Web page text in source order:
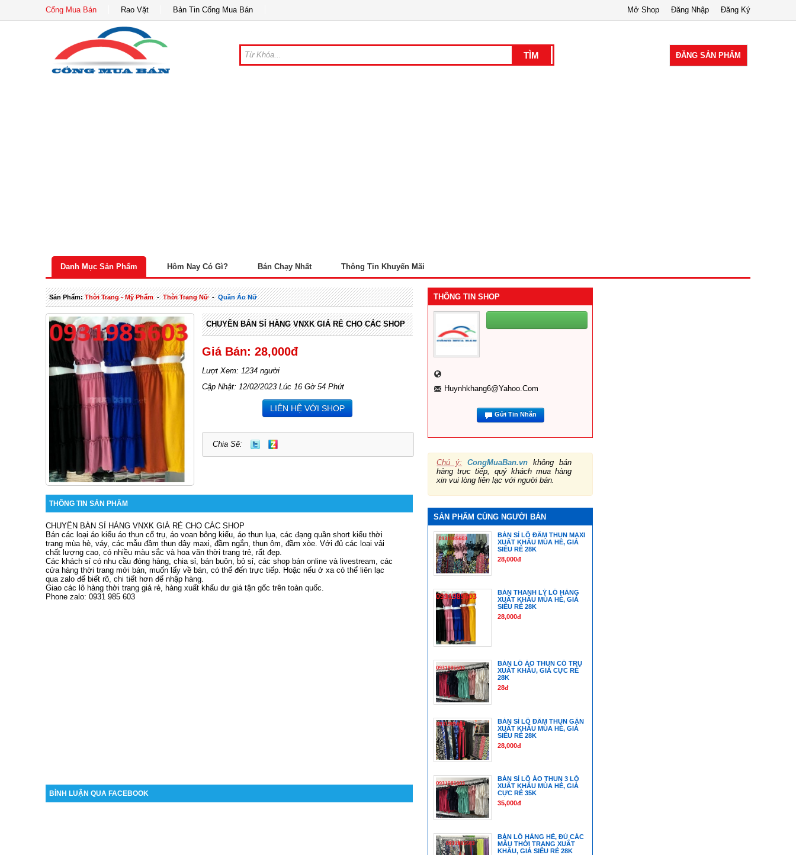
Cổng Mua Bán Rao Vặt Bản Tin Cổng Mua Bán Đăng Ký
Đăng Nhập
Mở Shop
ĐĂNG SẢN PHẨM
Danh Mục Sản Phẩm Hôm Nay Có Gì? Bán Chạy Nhất Thông Tin Khuyến Mãi
Sản Phẩm:Thời Trang - Mỹ Phẩm-Thời Trang Nữ-Quần Áo Nữ
CHUYÊN BÁN SỈ HÀNG VNXK GIÁ RẺ CHO CÁC SHOP
Giá Bán: 28,000đ
Lượt Xem: 1234 người
Cập Nhật: 12/02/2023 Lúc 16 Gờ 54 Phút
LIÊN HỆ VỚI SHOP
Chia Sẽ:
THÔNG TIN SẢN PHẨM
CHUYÊN BÁN SỈ HÀNG VNXK GIÁ RẺ CHO CÁC SHOP
Bán các loại áo kiểu áo thun cổ trụ, áo voan bông kiểu, áo thun lụa, các đạng quần short kiểu thời
trang mùa hè, váy, các mẫu đầm thun dây maxi, đầm ngắn, thun ôm, đầm xòe. Với đủ các loại vải
chất lượng cao, có nhiều màu sắc và hoa văn thời trang trẻ, rất đẹp.
Các khách sỉ có nhu cầu đóng hàng, chia sỉ, bán buôn, bỏ sỉ, các shop bán online và livestream, các
cửa hàng thời trang mới bán, muốn lấy về bán, có thể đến trực tiếp. Hoặc nếu ở xa có thể liên lạc
qua zalo để biết rõ, chi tiết hơn để nhập hàng.
Giao các lô hàng thời trang giá rẻ, hàng xuất khẩu dư giá tận gốc trên toàn quốc.
Phone zalo: 0931 985 603
BÌNH LUẬN QUA FACEBOOK
THÔNG TIN SHOP
Huynhkhang6@yahoo.com
Gửi Tin Nhắn
Chú ý: CongMuaBan.vn không bán
hàng trực tiếp, quý khách mua hàng
xin vui lòng liên lạc với người bán.
SẢN PHẨM CÙNG NGƯỜI BÁN
BÁN SỈ LÔ ĐẦM THUN MAXI
XUẤT KHẨU MÙA HÈ, GIÁ
SIÊU RẺ 28K
28,000đ
BÁN THANH LÝ LÔ HÀNG
XUẤT KHẨU MÙA HÈ, GIÁ
SIÊU RẺ 28K
28,000đ
BÁN LÔ ÁO THUN CỔ TRỤ
XUẤT KHẨU, GIÁ CỰC RẺ
28K
28đ
BÁN SỈ LÔ ĐẦM THUN GÂN
XUẤT KHẨU MÙA HÈ, GIÁ
SIÊU RẺ 28K
28,000đ
BÁN SỈ LÔ ÁO THUN 3 LỖ
XUẤT KHẨU MÙA HÈ, GIÁ
CỰC RẺ 35K
35,000đ
BÁN LÔ HÀNG HÈ, ĐỦ CÁC
MẪU THỜI TRANG XUẤT
KHẨU, GIÁ SIÊU RẺ 28K